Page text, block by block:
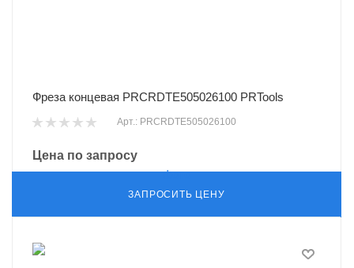
Фреза концевая PRCRDTE505026100 PRTools
Арт.: PRCRDTE505026100
Цена по запросу
ЗАПРОСИТЬ ЦЕНУ